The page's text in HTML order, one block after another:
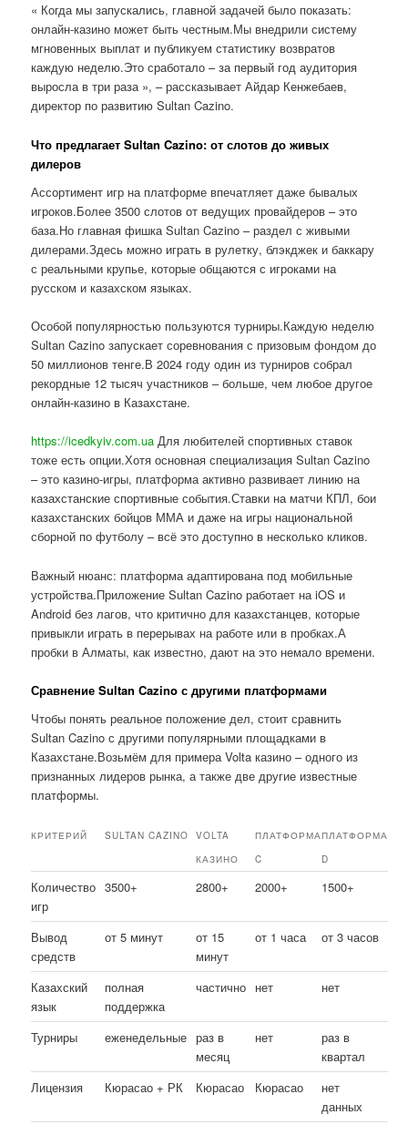
« Когда мы запускались, главной задачей было показать:
онлайн-казино может быть честным.Мы внедрили систему
мгновенных выплат и публикуем статистику возвратов
каждую неделю.Это сработало – за первый год аудитория
выросла в три раза », – рассказывает Айдар Кенжебаев,
директор по развитию Sultan Cazino.
Что предлагает Sultan Cazino: от слотов до живых
дилеров
Ассортимент игр на платформе впечатляет даже бывалых
игроков.Более 3500 слотов от ведущих провайдеров – это
база.Но главная фишка Sultan Cazino – раздел с живыми
дилерами.Здесь можно играть в рулетку, блэкджек и баккару
с реальными крупье, которые общаются с игроками на
русском и казахском языках.
Особой популярностью пользуются турниры.Каждую неделю
Sultan Cazino запускает соревнования с призовым фондом до
50 миллионов тенге.В 2024 году один из турниров собрал
рекордные 12 тысяч участников – больше, чем любое другое
онлайн-казино в Казахстане.
https://icedkyiv.com.ua Для любителей спортивных ставок
тоже есть опции.Хотя основная специализация Sultan Cazino
– это казино-игры, платформа активно развивает линию на
казахстанские спортивные события.Ставки на матчи КПЛ, бои
казахстанских бойцов ММА и даже на игры национальной
сборной по футболу – всё это доступно в несколько кликов.
Важный нюанс: платформа адаптирована под мобильные
устройства.Приложение Sultan Cazino работает на iOS и
Android без лагов, что критично для казахстанцев, которые
привыкли играть в перерывах на работе или в пробках.А
пробки в Алматы, как известно, дают на это немало времени.
Сравнение Sultan Cazino с другими платформами
Чтобы понять реальное положение дел, стоит сравнить
Sultan Cazino с другими популярными площадками в
Казахстане.Возьмём для примера Volta казино – одного из
признанных лидеров рынка, а также две другие известные
платформы.
КРИТЕРИЙ SULTAN CAZINO
VOLTA
КАЗИНО
ПЛАТФОРМА
C
ПЛАТФОРМА
D
Количество
игр
3500+ 2800+ 2000+ 1500+
Вывод
средств
от 5 минут
от 15
минут
от 1 часа от 3 часов
Казахский
язык
полная
поддержка
частично нет нет
Турниры еженедельные раз в
месяц
нет
раз в
квартал
Лицензия
Кюрасао + РК Кюрасао Кюрасао
нет
данных